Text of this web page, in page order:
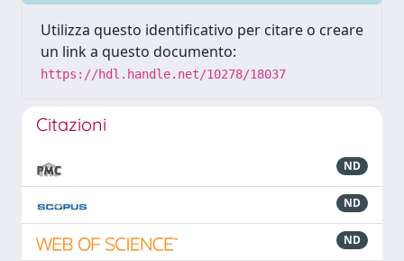
Utilizza questo identificativo per citare o creare
un link a questo documento:
https://hdl.handle.net/10278/18037
Citazioni
ND
ND
ND